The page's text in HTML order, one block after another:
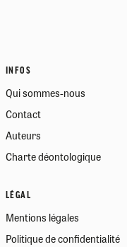
INFOS
Qui sommes-nous
Contact
Auteurs
Charte déontologique
LÉGAL
Mentions légales
Politique de confidentialité